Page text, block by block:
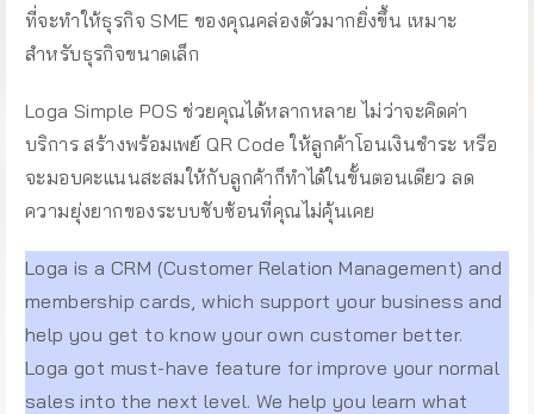
ที่จะทำให้ธุรกิจ SME ของคุณคล่องตัวมากยิ่งขึ้น เหมาะ
สำหรับธุรกิจขนาดเล็ก
Loga Simple POS ช่วยคุณได้หลากหลาย ไม่ว่าจะคิดค่า
บริการ สร้างพร้อมเพย์ QR Code ให้ลูกค้าโอนเงินชำระ หรือ
จะมอบคะแนนสะสมให้กับลูกค้าก็ทำได้ในขั้นตอนเดียว ลด
ความยุ่งยากของระบบซับซ้อนที่คุณไม่คุ้นเคย
Loga is a CRM (Customer Relation Management) and
membership cards, which support your business and
help you get to know your own customer better.
Loga got must-have feature for improve your normal
sales into the next level. We help you learn what